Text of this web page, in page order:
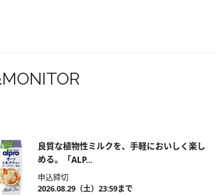
良質な植物性ミルクを、手軽においしく楽し
める。「ALP...
申込締切
2026.08.29（土）23:59まで